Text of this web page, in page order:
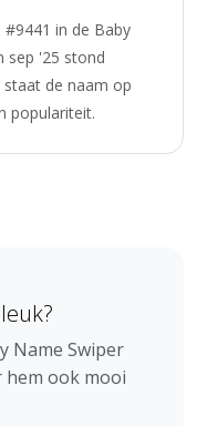
in de Baby
sep '25 stond
de naam op
populariteit.
Name Swiper
ook mooi